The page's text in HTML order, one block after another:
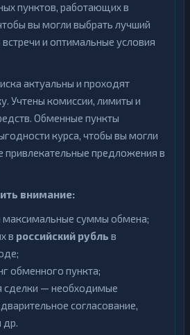
пунктов, работающих в
вы могли выбрать лучший
и оптимальные условия
актуальны и проходят
Учтены комиссии, лимиты и
Обменные пункты
курса, чтобы вы могли
привлекательные предложения в
внимание:
суммы обмена;
в российский рубль в
обменного пункта;
сделки — необходимые
согласование,
др.